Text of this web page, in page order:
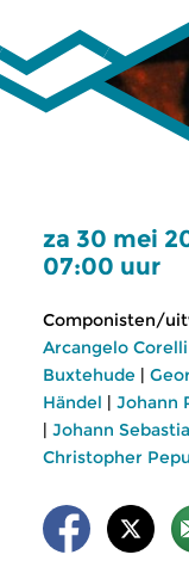
za 30 mei
07:00 uur
Componisten/
Arcangelo Corelli
Buxtehude |
Händel | Johann
| Johann
Christopher